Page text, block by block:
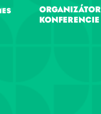
ORGANIZÁTOR
KONFERENCIE